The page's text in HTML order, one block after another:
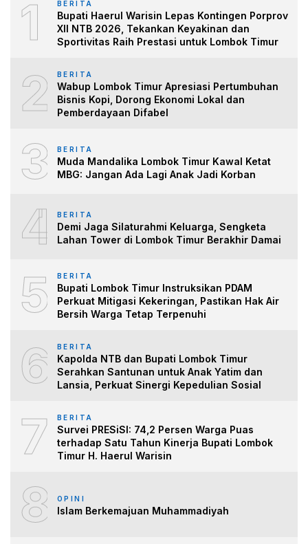
1 BERITA
Bupati Haerul Warisin Lepas Kontingen Porprov
XII NTB 2026, Tekankan Keyakinan dan
Sportivitas Raih Prestasi untuk Lombok Timur
2 BERITA
Wabup Lombok Timur Apresiasi Pertumbuhan
Bisnis Kopi, Dorong Ekonomi Lokal dan
Pemberdayaan Difabel
3 BERITA
Muda Mandalika Lombok Timur Kawal Ketat
MBG: Jangan Ada Lagi Anak Jadi Korban
4 BERITA
Demi Jaga Silaturahmi Keluarga, Sengketa
Lahan Tower di Lombok Timur Berakhir Damai
5 BERITA
Bupati Lombok Timur Instruksikan PDAM
Perkuat Mitigasi Kekeringan, Pastikan Hak Air
Bersih Warga Tetap Terpenuhi
6 BERITA
Kapolda NTB dan Bupati Lombok Timur
Serahkan Santunan untuk Anak Yatim dan
Lansia, Perkuat Sinergi Kepedulian Sosial
7 BERITA
Survei PRESiSI: 74,2 Persen Warga Puas
terhadap Satu Tahun Kinerja Bupati Lombok
Timur H. Haerul Warisin
8 OPINI
Islam Berkemajuan Muhammadiyah